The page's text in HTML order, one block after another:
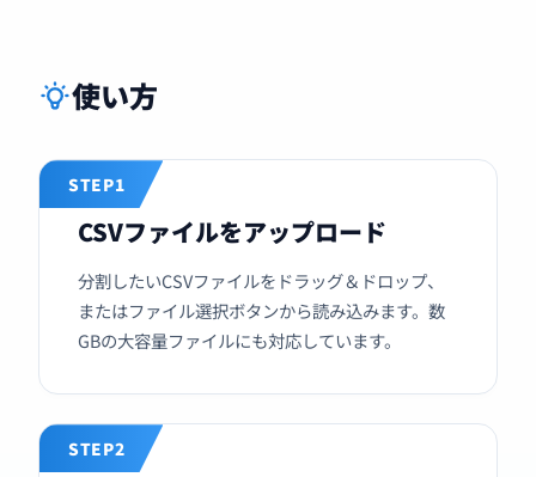
使い方
STEP1
CSVファイルをアップロード
分割したいCSVファイルをドラッグ＆ドロップ、
またはファイル選択ボタンから読み込みます。数
GBの大容量ファイルにも対応しています。
STEP2